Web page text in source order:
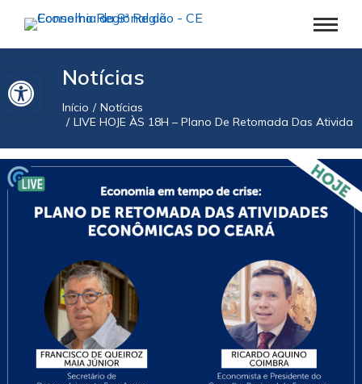
Barra de Ferramentas AbertaNotícias
Você está aqui:
Início
Notícias
LIVE HOJE ÀS 18H – Plano De Retomada Das